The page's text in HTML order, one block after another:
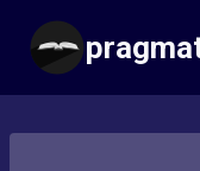
Перейти
содержимому